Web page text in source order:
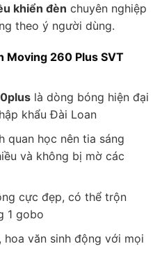
khiển đèn chuyên nghiệp
theo ý người dùng.
Moving 260 Plus SVT
là dòng bóng hiện đại
khẩu Đài Loan
quan học nên tia sáng
và không bị mờ các
cực đẹp, có thể trộn
1 gobo
hoa văn sinh động với mọi